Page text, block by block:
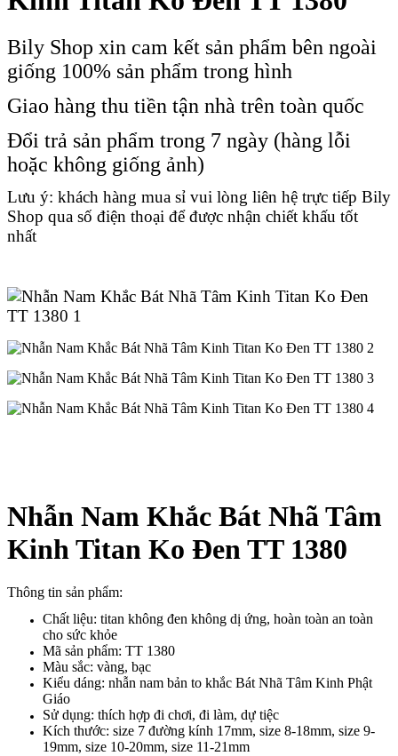
Bily Shop xin cam kết sản phẩm bên ngoài
giống 100% sản phẩm trong hình
Giao hàng thu tiền tận nhà trên toàn quốc
Đổi trả sản phẩm trong 7 ngày (hàng lỗi
hoặc không giống ảnh)
Lưu ý: khách hàng mua sỉ vui lòng liên hệ trực tiếp Bily
Shop qua số điện thoại để được nhận chiết khấu tốt
nhất
Nhẫn Nam Khắc Bát Nhã Tâm
Kinh Titan Ko Đen TT 1380
Thông tin sản phẩm:
Chất liệu: titan không đen không dị ứng, hoàn toàn an toàn
cho sức khỏe
Mã sản phẩm: TT 1380
Màu sắc: vàng, bạc
Kiểu dáng: nhẫn nam bản to khắc Bát Nhã Tâm Kinh Phật
Giáo
Sử dụng: thích hợp đi chơi, đi làm, dự tiệc
Kích thước: size 7 đường kính 17mm, size 8-18mm, size 9-
19mm, size 10-20mm, size 11-21mm